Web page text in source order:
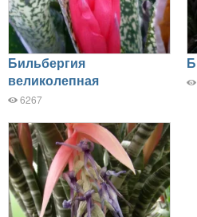
Бильбергия
великолепная
6267